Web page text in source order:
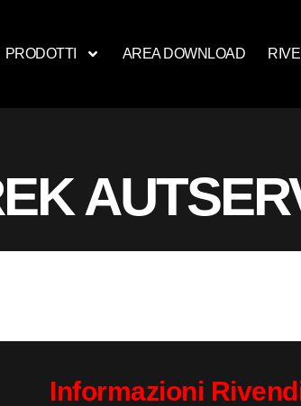
PRODOTTI AREA DOWNLOAD
Informazioni